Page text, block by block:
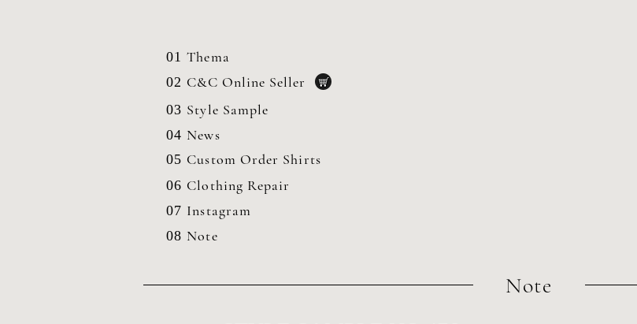
01 Thema
02 C&C Online Seller
03 Style Sample
04 News
05 Custom Order Shirts
06 Clothing Repair
07 Instagram
08 Note
​Note